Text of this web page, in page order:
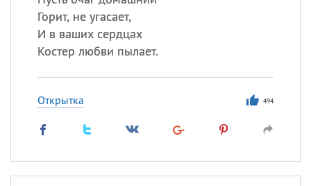
Горит, не угасает,
И в ваших сердцах
Костер любви пылает.
Открытка 494